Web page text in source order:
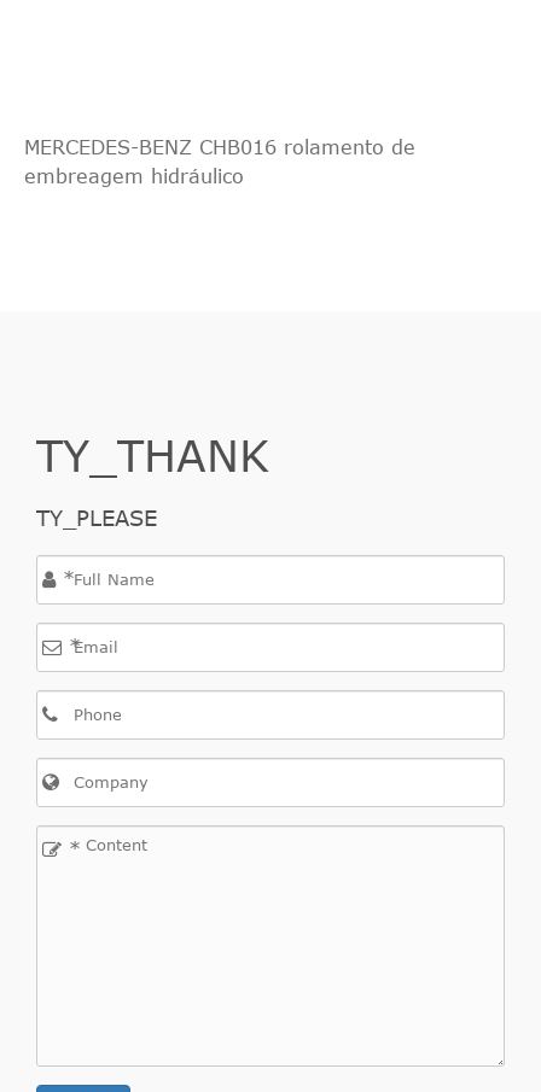
MERCEDES-BENZ CHB016 rolamento de
embreagem hidráulico
TY_THANK
TY_PLEASE
*
*
*